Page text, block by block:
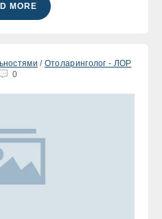
MORE
/ Отоларинголог - ЛОР
0